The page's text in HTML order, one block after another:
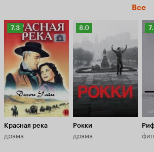
Все
Рейтинг
Кинопоиска
7.3
7.3
Красная река
драма
Рейтинг
8.0
8.0
Рокки
драма